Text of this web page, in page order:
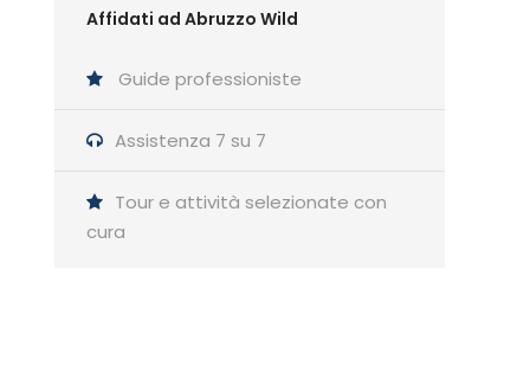
Affidati ad Abruzzo Wild
Guide professioniste
Assistenza 7 su 7
Tour e attività selezionate con
cura